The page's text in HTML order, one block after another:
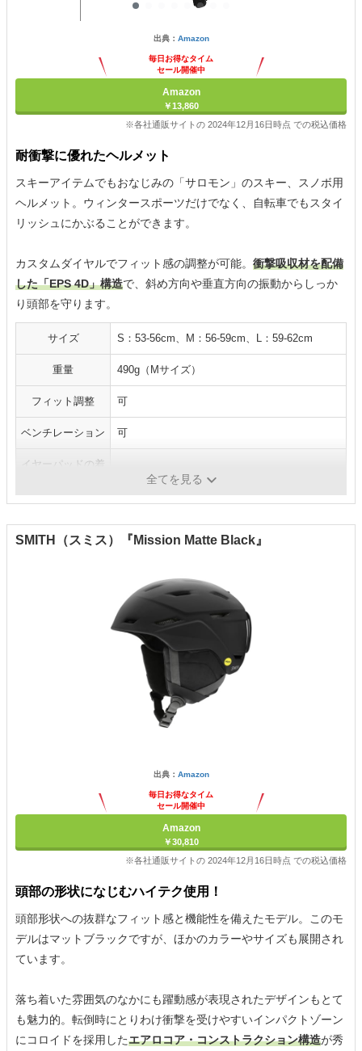
出典： Amazon
毎日お得なタイム
セール開催中
Amazon
￥13,860
※各社通販サイトの 2024年12月16日時点 での税込価格
耐衝撃に優れたヘルメット
スキーアイテムでもおなじみの「サロモン」のスキー、スノボ用
ヘルメット。ウィンタースポーツだけでなく、自転車でもスタイ
リッシュにかぶることができます。
カスタムダイヤルでフィット感の調整が可能。 衝撃吸収材を配備
した「EPS 4D」構造で、斜め方向や垂直方向の振動からしっか
り頭部を守ります。
サイズ S：53-56cm、M：56-59cm、L：59-62cm
重量 490g（Mサイズ）
フィット調整 可
ベンチレーション 可
イヤーパッドの着
全てを見る
SMITH（スミス）『Mission Matte Black』
出典： Amazon
毎日お得なタイム
セール開催中
Amazon
￥30,810
※各社通販サイトの 2024年12月16日時点 での税込価格
頭部の形状になじむハイテク使用！
頭部形状への抜群なフィット感と機能性を備えたモデル。このモ
デルはマットブラックですが、ほかのカラーやサイズも展開され
ています。
落ち着いた雰囲気のなかにも躍動感が表現されたデザインもとて
も魅力的。転倒時にとりわけ衝撃を受けやすいインパクトゾーン
にコロイドを採用したエアロコア・コンストラクション構造が秀